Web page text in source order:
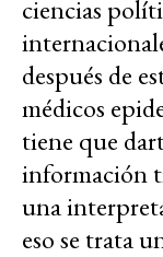
ciencias
después de
médicos
tiene que
información
una
eso se trata